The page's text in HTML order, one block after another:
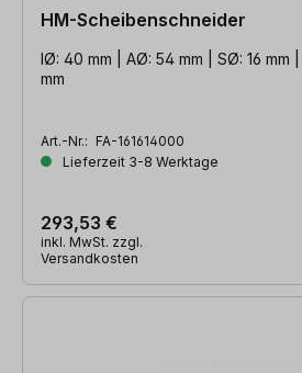
HM-Scheibenschneider
IØ: 40 mm | AØ: 54 mm | SØ: 16 mm |
mm
Art.-Nr.: FA-161614000
Lieferzeit 3-8 Werktage
293,53 €
inkl. MwSt. zzgl.
Versandkosten